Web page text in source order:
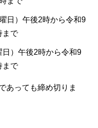
日）午後2時から令和9
まで
）午後2時から令和9
まで
あっても締め切りま